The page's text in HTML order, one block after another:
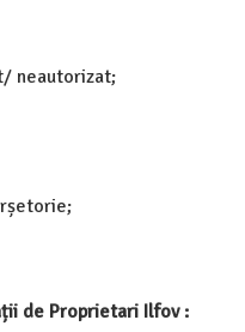
neautorizat;
de Proprietari Ilfov :